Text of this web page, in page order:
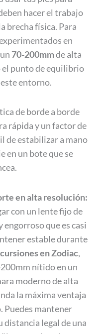
hacer el trabajo
brecha física. Para
en
70-200mmde alta
el punto de equilibrio
entorno.
de borde a borde
rápida y un factor de
de estabilizar a mano
en un bote que se
en alta resolución:
con un lente fijo de
engorroso que es casi
estable durante
en Zodiac,
nítido en un
moderno de alta
la máxima ventaja
Puedes mantener
distancia legal de una